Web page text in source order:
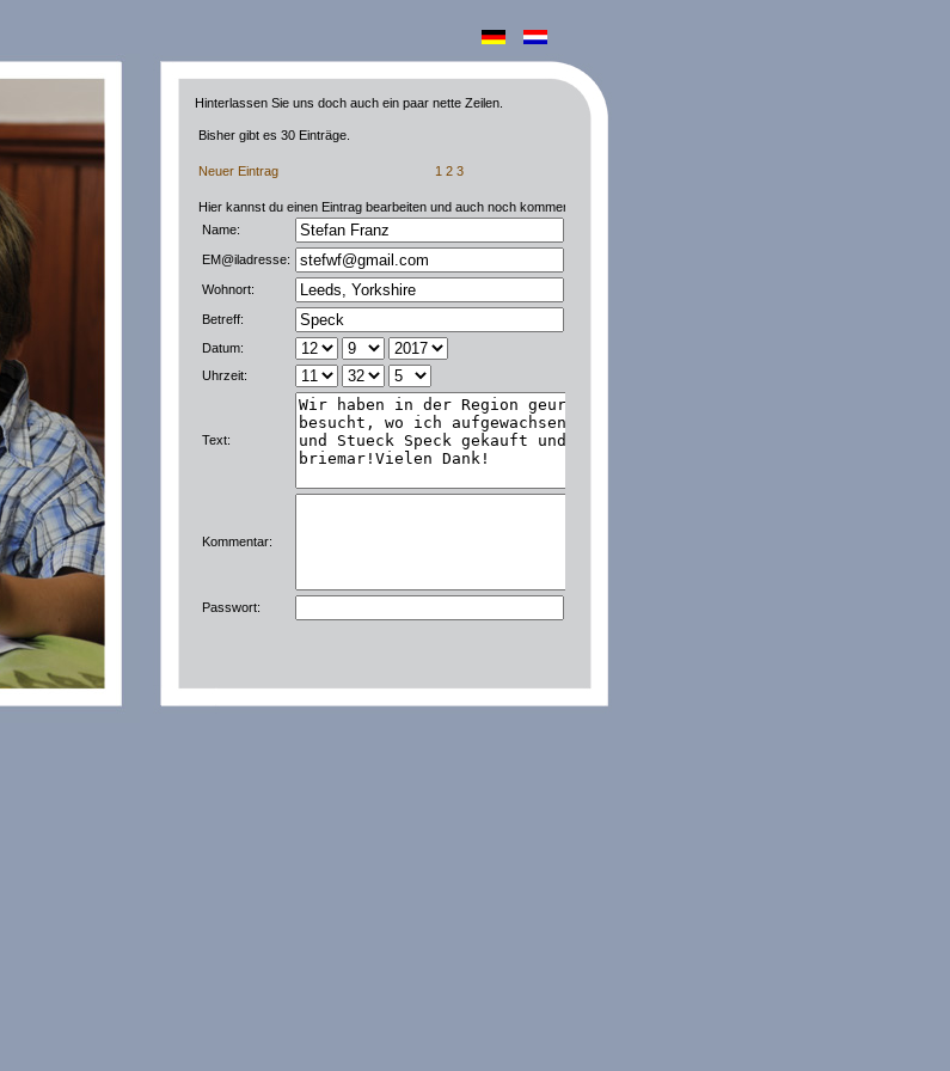
Hinterlassen Sie uns doch auch ein paar nette Zeilen.
Bisher gibt es 30 Einträge.
Neuer Eintrag 1 2 3
Hier kannst du einen Eintrag bearbeiten und auch noch kommentieren.
Name:
EM@iladresse:
Wohnort:
Betreff:
Datum:
Uhrzeit:
Text:
Kommentar:
Passwort: